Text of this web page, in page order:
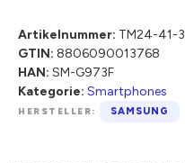
Artikelnummer: TM24-41-3
GTIN: 8806090013768
HAN: SM-G973F
Kategorie: Smartphones
HERSTELLER: SAMSUNG